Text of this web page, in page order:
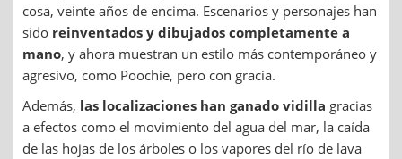
cosa, veinte años de encima. Escenarios y personajes han
sido reinventados y dibujados completamente a
mano, y ahora muestran un estilo más contemporáneo y
agresivo, como Poochie, pero con gracia.
Además, las localizaciones han ganado vidilla gracias
a efectos como el movimiento del agua del mar, la caída
de las hojas de los árboles o los vapores del río de lava